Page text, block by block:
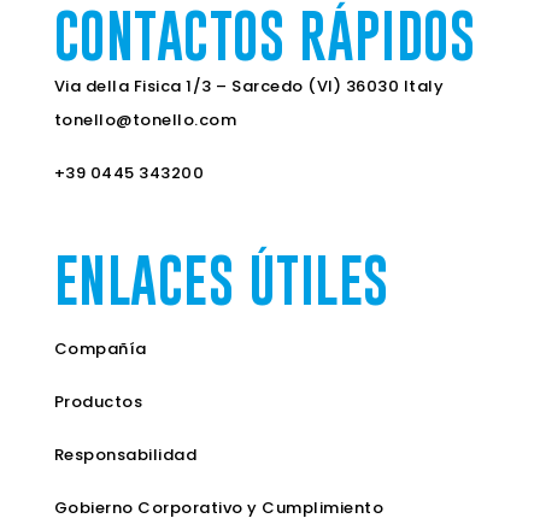
CONTACTOS RÁPIDOS
Via della Fisica 1/3 – Sarcedo (VI) 36030 Italy
tonello@tonello.com
+39 0445 343200
ENLACES ÚTILES
Compañía
Productos
Responsabilidad
Gobierno Corporativo y Cumplimiento